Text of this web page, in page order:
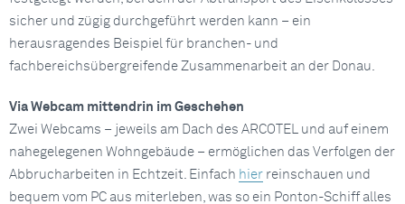
sicher und zügig durchgeführt werden kann – ein
herausragendes Beispiel für branchen- und
fachbereichsübergreifende Zusammenarbeit an der Donau.
Via Webcam mittendrin im Geschehen
Zwei Webcams – jeweils am Dach des ARCOTEL und auf einem
nahegelegenen Wohngebäude – ermöglichen das Verfolgen der
Abbrucharbeiten in Echtzeit. Einfach hier reinschauen und
bequem vom PC aus miterleben, was so ein Ponton-Schiff alles